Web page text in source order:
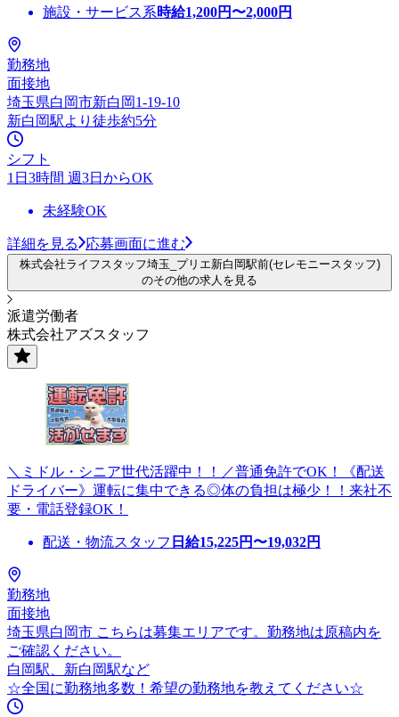
施設・サービス系時給1,200円〜2,000円
勤務地
面接地
埼玉県白岡市新白岡1-19-10
新白岡駅より徒歩約5分
シフト
1日3時間 週3日からOK
未経験OK
詳細を見る 応募画面に進む
株式会社ライフスタッフ埼玉_プリエ新白岡駅前(セレモニースタッフ)
のその他の求人を見る
派遣労働者
株式会社アズスタッフ
＼ミドル・シニア世代活躍中！！／普通免許でOK！《配送
ドライバー》運転に集中できる◎体の負担は極少！！来社不
要・電話登録OK！
配送・物流スタッフ 日給15,225円〜19,032円
勤務地
面接地
埼玉県白岡市 こちらは募集エリアです。勤務地は原稿内を
ご確認ください。
白岡駅、新白岡駅など
☆全国に勤務地多数！希望の勤務地を教えてください☆